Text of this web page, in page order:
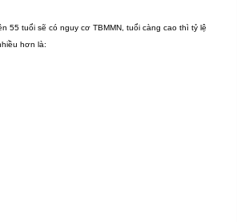
55 tuổi sẽ có nguy cơ TBMMN, tuổi càng cao thì tỷ lệ
hơn là: